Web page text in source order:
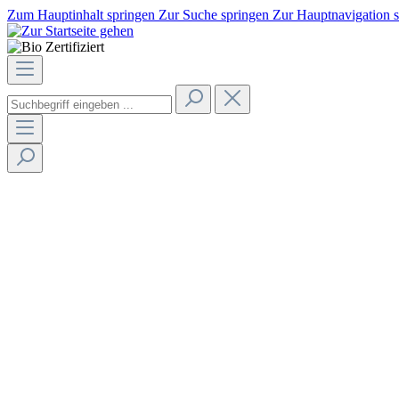
Zum Hauptinhalt springen Zur Suche springen Zur Hauptnavigation